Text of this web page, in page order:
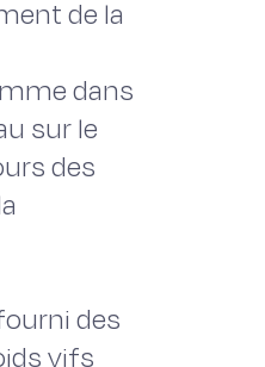
de la
dans
sur le
des
des
vifs